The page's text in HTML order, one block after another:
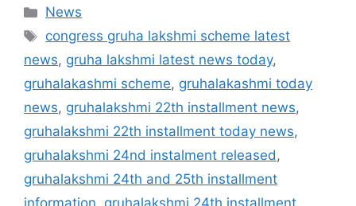
Categories
News
Tags
congress gruha lakshmi scheme latest
news, gruha lakshmi latest news today,
gruhalakashmi scheme, gruhalakashmi today
news, gruhalakshmi 22th installment news,
gruhalakshmi 22th installment today news,
gruhalakshmi 24nd instalment released,
gruhalakshmi 24th and 25th installment